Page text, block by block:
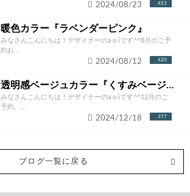
453
2024/08/23
暖色カラー『ラベンダーピンク』
みなさんこんにちは！デザイナーのa o iです^^8月のご予
約お...
420
2024/08/12
透明感ベージュカラー『くすみベージュ』
みなさんこんにちは！デザイナーのa o iです^^12月のご
予約、...
377
2024/12/18
ブログ一覧に戻る